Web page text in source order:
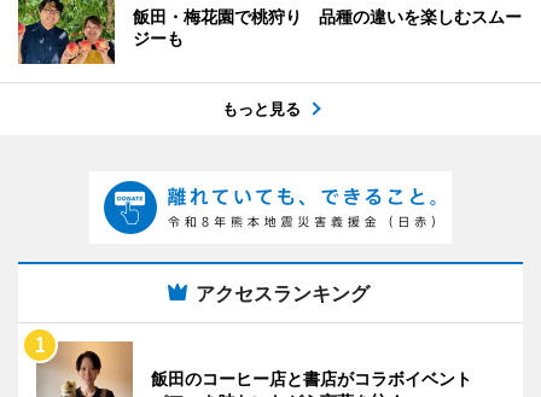
飯田・梅花園で桃狩り 品種の違いを楽しむスムー
ジーも
もっと見る
アクセスランキング
飯田のコーヒー店と書店がコラボイベント